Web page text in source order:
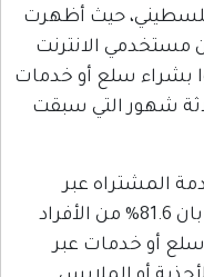
حيث أظهرت
أن ما نسبته 13.8% من مستخدمي الانترنت
قاموا بشراء سلع أو خدمات
شهور التي سبقت
المشتراه عبر
الانترنت فقد أظهرت نتائج المسح بان 81.6% من الأفراد
سلع أو خدمات عبر